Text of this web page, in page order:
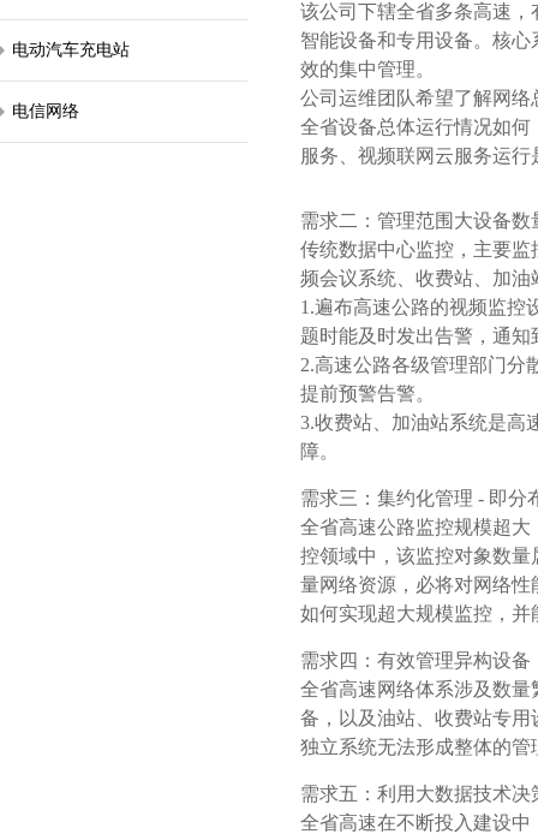
电动汽车充电站
电信网络
该公司下辖全省多条高速
智能设备和专用设备。核
效的集中管理。
公司运维团队希望了解网
全省设备总体运行情况如
服务、视频联网云服务运
需求二：管理范围大设备
传统数据中心监控，主要
频会议系统、收费站、加
1.遍布高速公路的视频监控
题时能及时发出告警，通知
2.高速公路各级管理部门分
提前预警告警。
3.收费站、加油站系统是高
障。
需求三：集约化管理 - 即分
全省高速公路监控规模超
控领域中，该监控对象数
量网络资源，必将对网络性
如何实现超大规模监控，
需求四：有效管理异构设备
全省高速网络体系涉及数
备，以及油站、收费站专
独立系统无法形成整体的
需求五：利用大数据技术
全省高速在不断投入建设